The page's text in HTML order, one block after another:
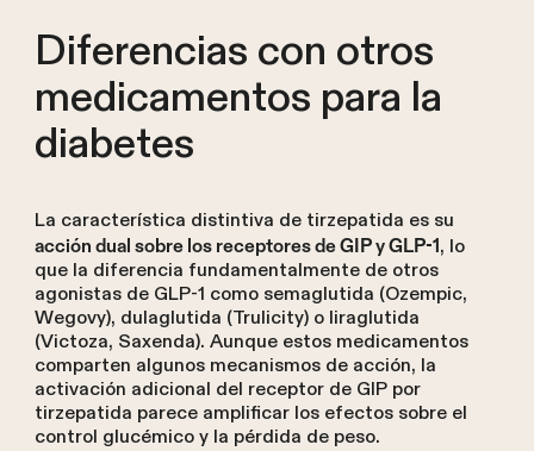
Diferencias con otros
medicamentos para la
diabetes
La característica distintiva de tirzepatida es su
acción dual sobre los receptores de GIP y GLP-1, lo
que la diferencia fundamentalmente de otros
agonistas de GLP-1 como semaglutida (Ozempic,
Wegovy), dulaglutida (Trulicity) o liraglutida
(Victoza, Saxenda). Aunque estos medicamentos
comparten algunos mecanismos de acción, la
activación adicional del receptor de GIP por
tirzepatida parece amplificar los efectos sobre el
control glucémico y la pérdida de peso.